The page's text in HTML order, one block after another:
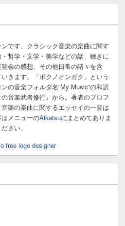
です。クラシック音楽の楽曲に関す
哲学・文学・美学などの話、聴きに
会の感想、その他日常の諸々を含
きます。「ボクノオンガク」という
の音楽フォルダ名“My Music”の和訳
音楽武者修行』から。著者のプロフ
楽の楽曲に関するエッセイの一覧は
メニューのAikatsuにまとめてありま
さい。
free logo designer